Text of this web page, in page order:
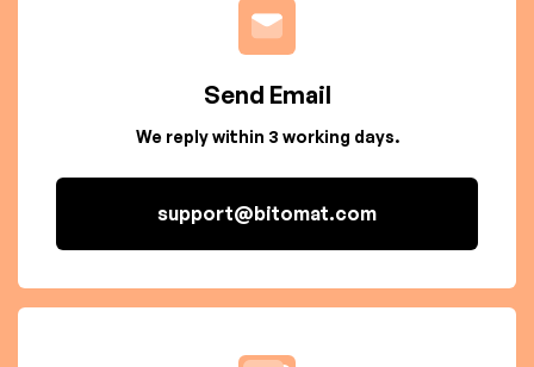
Send Email
We reply within 3 working days.
support@bitomat.com